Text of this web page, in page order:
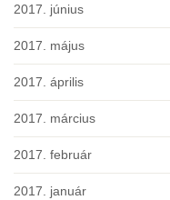
2017. június
2017. május
2017. április
2017. március
2017. február
2017. január